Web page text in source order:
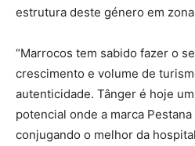
estrutura deste género em
“Marrocos tem sabido fazer o
crescimento e volume de
autenticidade. Tânger é hoje
potencial onde a marca
conjugando o melhor da